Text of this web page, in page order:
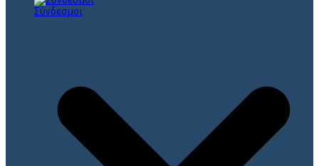
Σύνδεσμοι